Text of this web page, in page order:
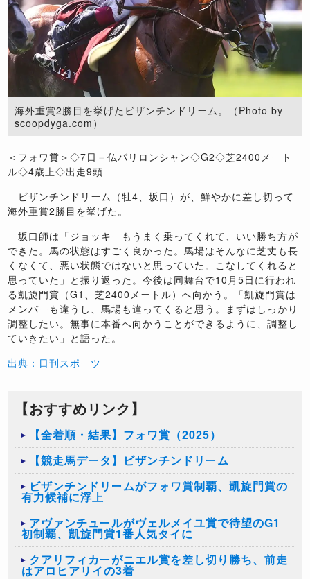
海外重賞2勝目を挙げたビザンチンドリーム。（Photo by
scoopdyga.com）
＜フォワ賞＞◇7日＝仏パリロンシャン◇G2◇芝2400メート
ル◇4歳上◇出走9頭
ビザンチンドリーム（牡4、坂口）が、鮮やかに差し切って
海外重賞2勝目を挙げた。
坂口師は「ジョッキーもうまく乗ってくれて、いい勝ち方が
できた。馬の状態はすごく良かった。馬場はそんなに芝丈も長
くなくて、悪い状態ではないと思っていた。こなしてくれると
思っていた」と振り返った。今後は同舞台で10月5日に行われ
る凱旋門賞（G1、芝2400メートル）へ向かう。「凱旋門賞は
メンバーも違うし、馬場も違ってくると思う。まずはしっかり
調整したい。無事に本番へ向かうことができるように、調整し
ていきたい」と語った。
出典：日刊スポーツ
【おすすめリンク】
【全着順・結果】フォワ賞（2025）
【競走馬データ】ビザンチンドリーム
ビザンチンドリームがフォワ賞制覇、凱旋門賞の
有力候補に浮上
​アヴァンチュールがヴェルメイユ賞で待望のG1
初制覇、凱旋門賞1番人気タイに
クアリフィカーがニエル賞を差し切り勝ち、前走
はアロヒアリイの3着